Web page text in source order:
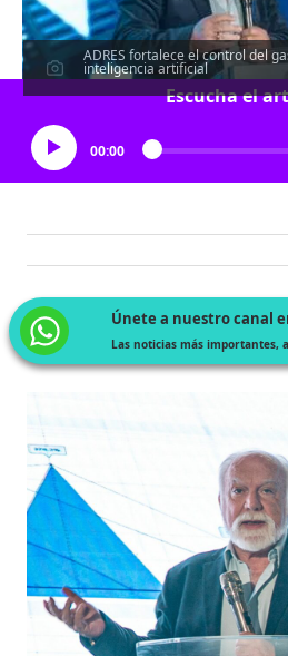
ADRES fortalece el control del
inteligencia artificial
Escucha el
00:00
Únete a nuestro canal
Las noticias más importantes,